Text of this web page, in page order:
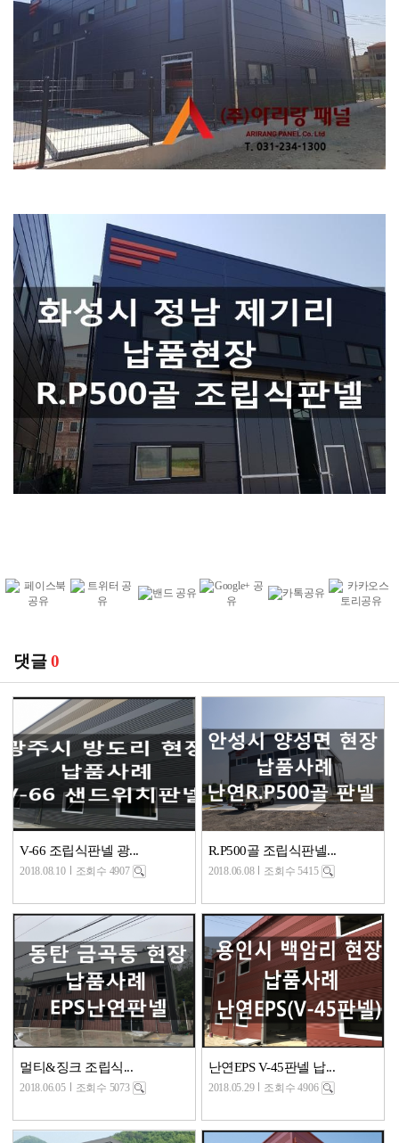
댓글0
V-66 조립식판넬 광...
2018.08.10 조회수 4907
R.P500골 조립식판넬...
2018.06.08 조회수 5415
멀티&징크 조립식...
2018.06.05 조회수 5073
난연EPS V-45판넬 납...
2018.05.29 조회수 4906